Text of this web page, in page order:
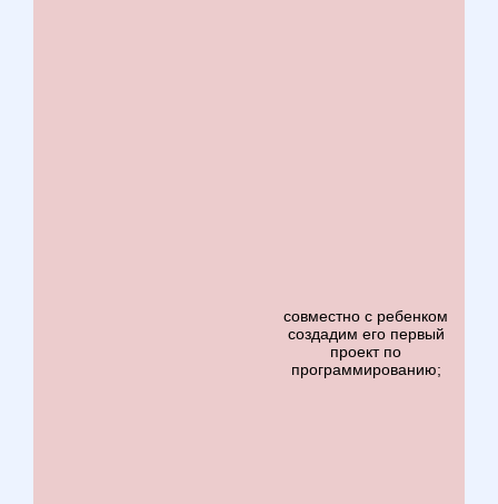
совместно с ребенком
создадим его первый
проект по
программированию;